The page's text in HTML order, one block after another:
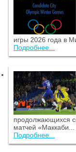
игры 2026 года в
Подробнее...
продолжающихся
матчей «Маккаби...
Подробнее...